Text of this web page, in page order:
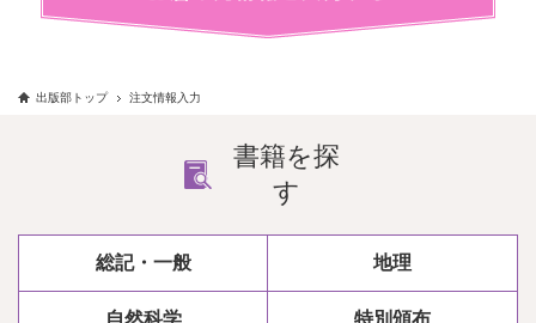
出版部トップ 注文情報入力
書籍を探
す
総記・一般 地理
自然科学 特別頒布